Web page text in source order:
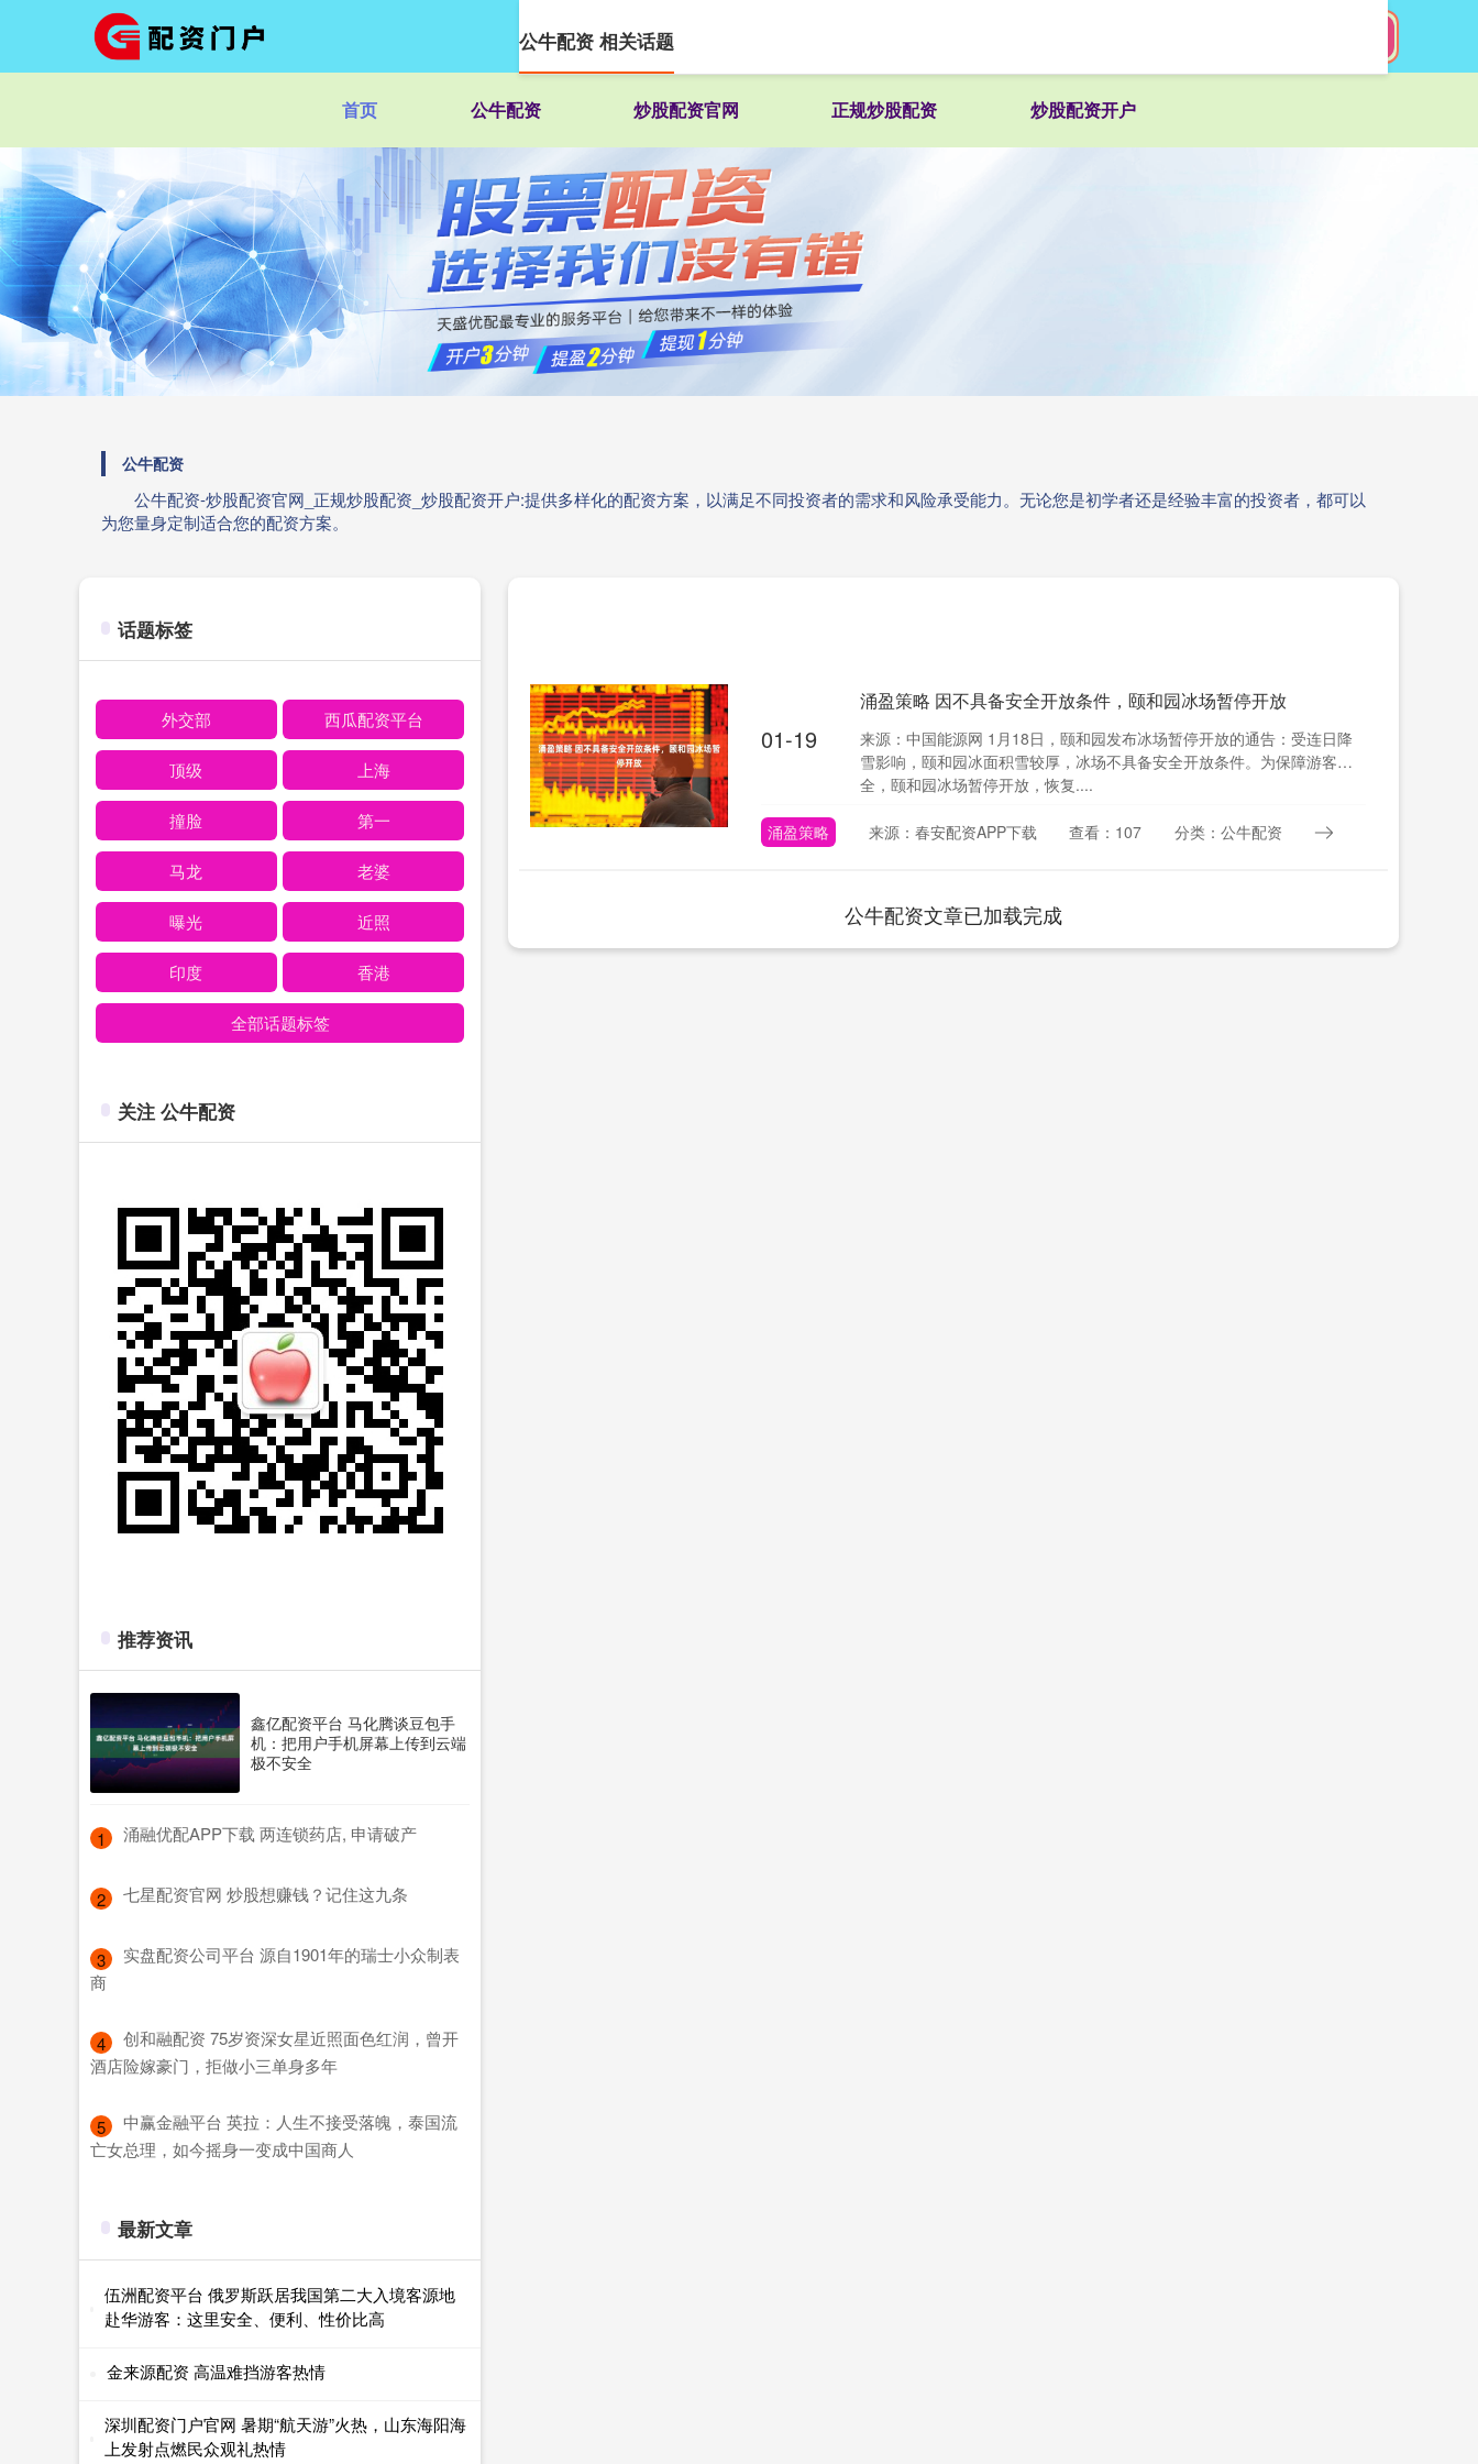
首页 公牛配资 炒股配资官网 正规炒股配资 炒股配资开户
公牛配资
公牛配资-炒股配资官网_正规炒股配资_炒股配资开户:提供多样化的配资方案，以满足不同投资者的需求和风险承受能力。无论您是初学者还是经验丰富的投资者，都可以
为您量身定制适合您的配资方案。
公牛配资 相关话题
01-19
涌盈策略 因不具备安全开放条件，颐和园冰场暂停开放
来源：中国能源网 1月18日，颐和园发布冰场暂停开放的通告：受连日降
雪影响，颐和园冰面积雪较厚，冰场不具备安全开放条件。为保障游客安
全，颐和园冰场暂停开放，恢复....
涌盈策略 来源：春安配资APP下载 查看：107 分类：公牛配资
公牛配资文章已加载完成
话题标签
外交部 西瓜配资平台
顶级 上海
撞脸 第一
马龙 老婆
曝光 近照
印度 香港
全部话题标签
关注 公牛配资
推荐资讯
鑫亿配资平台 马化腾谈豆包手
机：把用户手机屏幕上传到云端
极不安全
1 ​涌融优配APP下载 两连锁药店, 申请破产
2 ​七星配资官网 炒股想赚钱？记住这九条
3
​实盘配资公司平台 源自1901年的瑞士小众制表
商
4
​创和融配资 75岁资深女星近照面色红润，曾开
酒店险嫁豪门，拒做小三单身多年
5
​中赢金融平台 英拉：人生不接受落魄，泰国流
亡女总理，如今摇身一变成中国商人
最新文章
伍洲配资平台 俄罗斯跃居我国第二大入境客源地
赴华游客：这里安全、便利、性价比高
金来源配资 高温难挡游客热情
深圳配资门户官网 暑期“航天游”火热，山东海阳海
上发射点燃民众观礼热情